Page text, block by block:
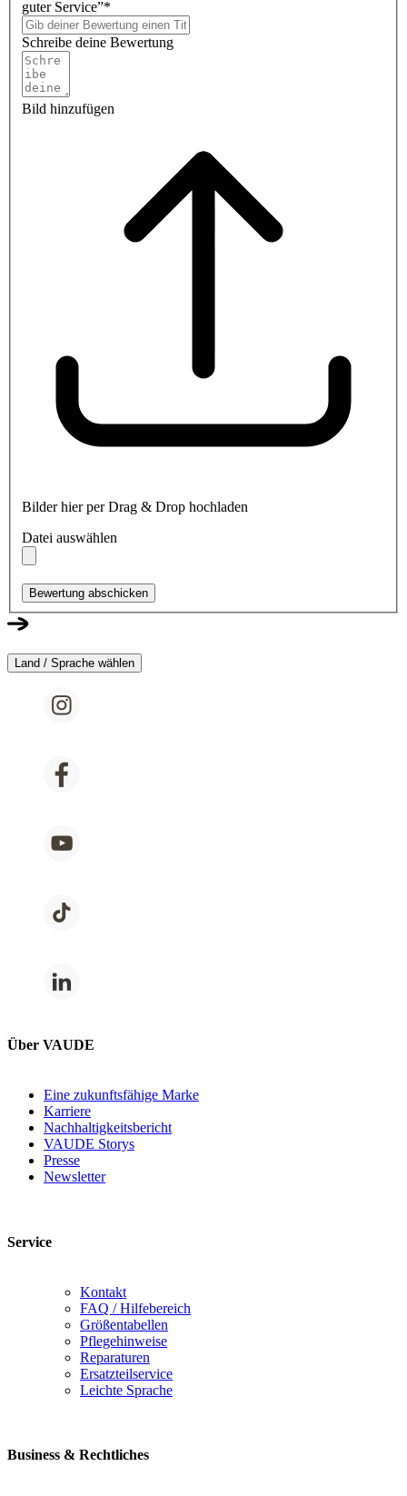
guter Service”*
Schreibe deine Bewertung
Bild hinzufügen
Bilder hier per Drag & Drop hochladen
Datei auswählen
Bewertung abschicken
Land / Sprache wählen
Über VAUDE
Eine zukunftsfähige Marke
Karriere
Nachhaltigkeitsbericht
VAUDE Storys
Presse
Newsletter
Service
Kontakt
FAQ / Hilfebereich
Größentabellen
Pflegehinweise
Reparaturen
Ersatzteilservice
Leichte Sprache
Business & Rechtliches